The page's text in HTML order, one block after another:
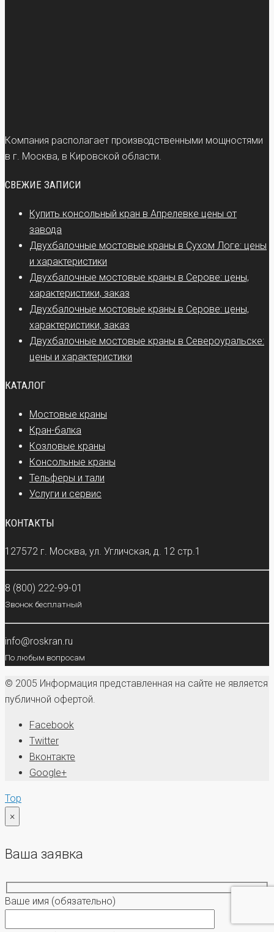
Компания располагает производственными мощностями
в г. Москва, в Кировской области.
СВЕЖИЕ ЗАПИСИ
Купить консольный кран в Апрелевке цены от
завода
Двухбалочные мостовые краны в Сухом Логе: цены
и характеристики
Двухбалочные мостовые краны в Серове: цены,
характеристики, заказ
Двухбалочные мостовые краны в Серове: цены,
характеристики, заказ
Двухбалочные мостовые краны в Североуральске:
цены и характеристики
КАТАЛОГ
Мостовые краны
Кран-балка
Козловые краны
Консольные краны
Тельферы и тали
Услуги и сервис
КОНТАКТЫ
127572 г. Москва, ул. Угличская, д. 12 стр.1
8 (800) 222-99-01
Звонок бесплатный
info@roskran.ru
По любым вопросам
© 2005 Информация представленная на сайте не является
публичной офертой.
Facebook
Twitter
Вконтакте
Google+
Top
×
Ваша заявка
Ваше имя (обязательно)